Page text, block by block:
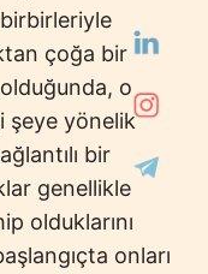
çoğa bir
o
şeye yönelik
bir
genellikle
olduklarını
onları